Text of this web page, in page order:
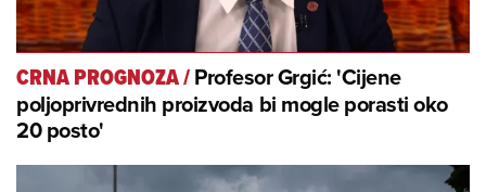
CRNA PROGNOZA/Profesor Grgić: 'Cijene
poljoprivrednih proizvoda bi mogle porasti oko
20 posto'